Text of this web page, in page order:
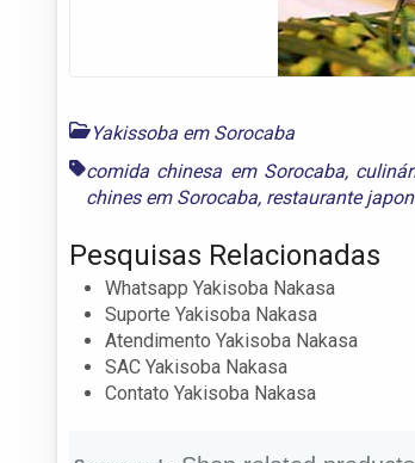
Yakissoba em Sorocaba
comida chinesa em Sorocaba,
chines em Sorocaba, restaurante
Pesquisas Relacionadas
Whatsapp Yakisoba Nakasa
Suporte Yakisoba Nakasa
Atendimento Yakisoba Nakasa
SAC Yakisoba Nakasa
Contato Yakisoba Nakasa